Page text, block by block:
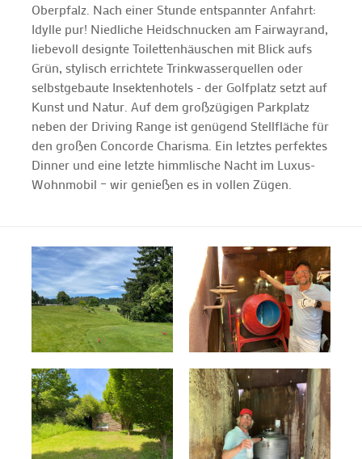
Oberpfalz. Nach einer Stunde entspannter Anfahrt:
Idylle pur! Niedliche Heidschnucken am Fairwayrand,
liebevoll designte Toilettenhäuschen mit Blick aufs
Grün, stylisch errichtete Trinkwasserquellen oder
selbstgebaute Insektenhotels - der Golfplatz setzt auf
Kunst und Natur. Auf dem großzügigen Parkplatz
neben der Driving Range ist genügend Stellfläche für
den großen Concorde Charisma. Ein letztes perfektes
Dinner und eine letzte himmlische Nacht im Luxus-
Wohnmobil – wir genießen es in vollen Zügen.